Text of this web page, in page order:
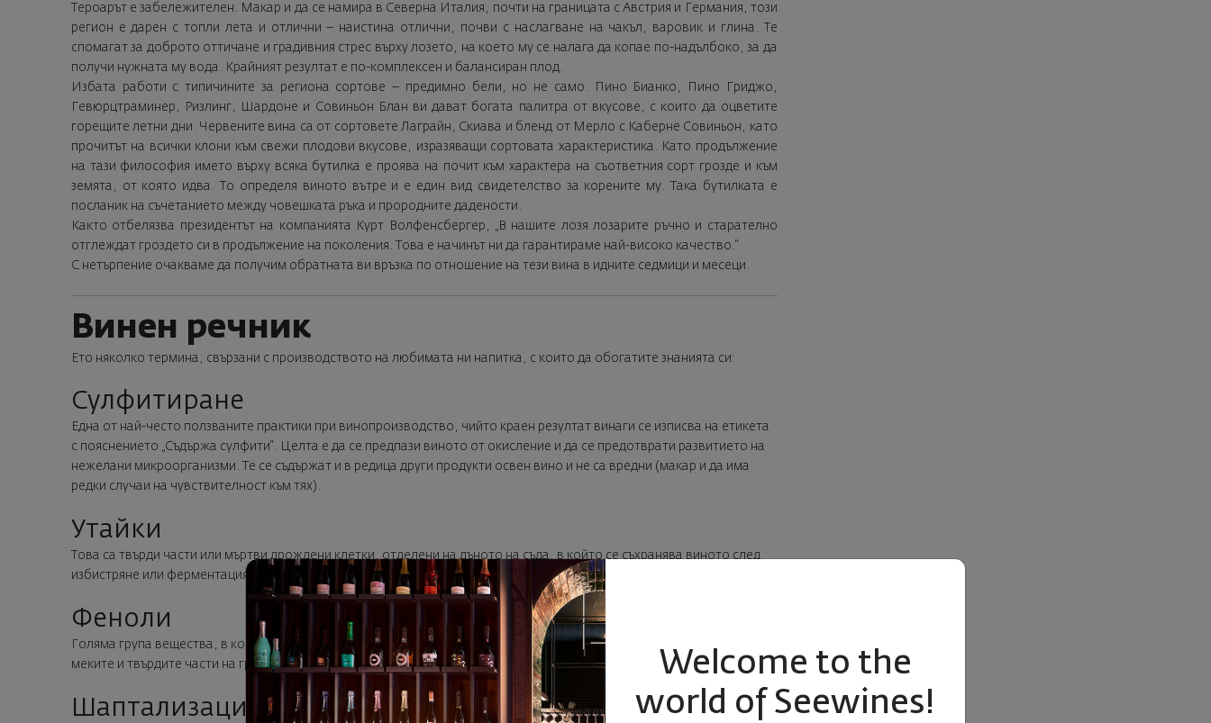
Тероарът е забележителен. Макар и да се намира в Северна Италия, почти на границата с Австрия и Германия, този
регион е дарен с топли лета и отлични – наистина отлични, почви с наслагване на чакъл, варовик и глина. Те
спомагат за доброто оттичане и градивния стрес върху лозето, на което му се налага да копае по-надълбоко, за да
получи нужната му вода. Крайният резултат е по-комплексен и балансиран плод.
Избата работи с типичините за региона сортове – предимно бели, но не само. Пино Бианко, Пино Гриджо,
Гевюрцтраминер, Ризлинг, Шардоне и Совиньон Блан ви дават богата палитра от вкусове, с които да оцветите
горещите летни дни. Червените вина са от сортовете Лаграйн, Скиава и бленд от Мерло с Каберне Совиньон, като
прочитът на всички клони към свежи плодови вкусове, изразяващи сортовата характеристика. Като продължение
на тази философия името върху всяка бутилка е проява на почит към характера на съответния сорт грозде и към
земята, от която идва. То определя виното вътре и е един вид свидетелство за корените му. Така бутилката е
посланик на съчетанието между човешката ръка и прородните дадености.
Както отбелязва президентът на компанията Курт Волфенсбергер, „В нашите лозя лозарите ръчно и старателно
отглеждат гроздето си в продължение на поколения. Това е начинът ни да гарантираме най-високо качество.“
С нетърпение очакваме да получим обратната ви връзка по отношение на тези вина в идните седмици и месеци.
Винен речник
Ето няколко термина, свързани с производството на любимата ни напитка, с които да обогатите знанията си:
Сулфитиране
Една от най-често ползваните практики при винопроизводство, чийто краен резултат винаги се изписва на етикета
с пояснението „Съдържа сулфити“. Целта е да се предпази виното от окисление и да се предотврати развитието на
нежелани микроорганизми. Те се съдържат и в редица други продукти освен вино и не са вредни (макар и да има
редки случаи на чувствителност към тях).
Утайки
Това са твърди части или мъртви дрождени клетки, отделени на дъното на съда, в който се съхранява виното след
избистряне или ферментация.
Феноли
Голяма група вещества, в които се включват пигменти, танини и ароматни компоненти. Фенолите се намират в
меките и твърдите части на гроздето. До голяма степен са определящи за вкусовите нюанси на виното.
Шаптализация
Welcome to the
world of Seewines!